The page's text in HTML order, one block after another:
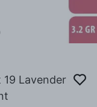
Lavender